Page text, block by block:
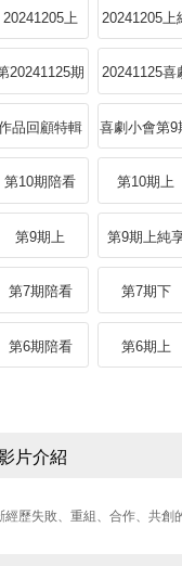
小會
20241205上 20241205上
享
20241125期 20241125喜
小會
品回顧特輯 喜劇小會第9
第10期陪看
Reaction上
第10期上
第9期上 第9期上純
第7期陪看
Reaction下
第7期下
第6期陪看 第6期上
片介紹
歷失敗、重組、合作、共